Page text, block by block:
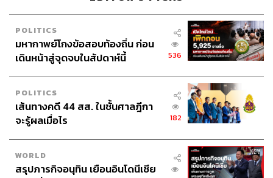
POLITICS
มหากาพย์โกงข้อสอบท้องถิ่น ก่อน
เดินหน้าสู่จุดจบในสัปดาห์นี้
536
POLITICS
เส้นทางคดี 44 สส. ในชั้นศาลฎีกา
จะรู้ผลเมื่อไร
182
WORLD
สรุปภารกิจอนุทิน เยือนอินโดนีเซีย